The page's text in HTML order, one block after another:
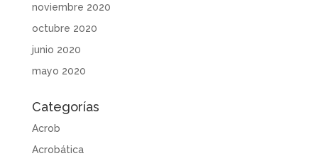
noviembre 2020
octubre 2020
junio 2020
mayo 2020
Categorías
Acrob
Acrobática